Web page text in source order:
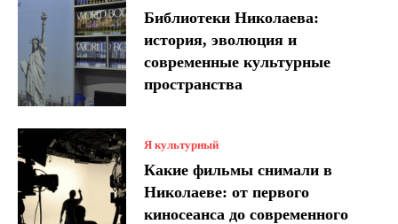
Библиотеки Николаева:
история, эволюция и
современные культурные
пространства
Я культурный
Какие фильмы снимали в
Николаеве: от первого
киносеанса до современного